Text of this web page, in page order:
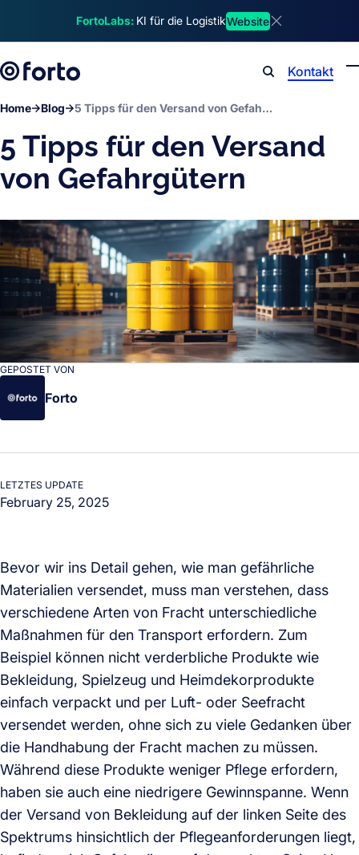
FortoLabs: KI für die LogistikWebsite
Kontakt
Home Blog 5 Tipps für den Versand von Gefahrgütern
5 Tipps für den Versand
von Gefahrgütern
GEPOSTET VON
Forto
LETZTES UPDATE
February 25, 2025
Bevor wir ins Detail gehen, wie man gefährliche
Materialien versendet, muss man verstehen, dass
verschiedene Arten von Fracht unterschiedliche
Maßnahmen für den Transport erfordern. Zum
Beispiel können nicht verderbliche Produkte wie
Bekleidung, Spielzeug und Heimdekorprodukte
einfach verpackt und per Luft- oder Seefracht
versendet werden, ohne sich zu viele Gedanken über
die Handhabung der Fracht machen zu müssen.
Während diese Produkte weniger Pflege erfordern,
haben sie auch eine niedrigere Gewinnspanne. Wenn
der Versand von Bekleidung auf der linken Seite des
Spektrums hinsichtlich der Pflegeanforderungen liegt,